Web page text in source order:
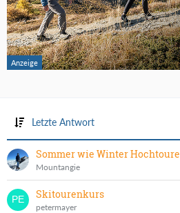
Letzte Antwort
Sommer wie Winter
Mountangie
Skitourenkurs
petermayer